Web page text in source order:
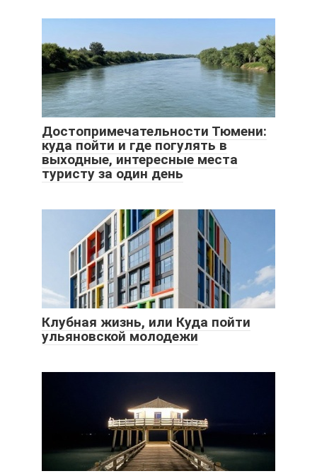
Достопримечательности Тюмени:
куда пойти и где погулять в
выходные, интересные места
туристу за один день
Клубная жизнь, или Куда пойти
ульяновской молодежи